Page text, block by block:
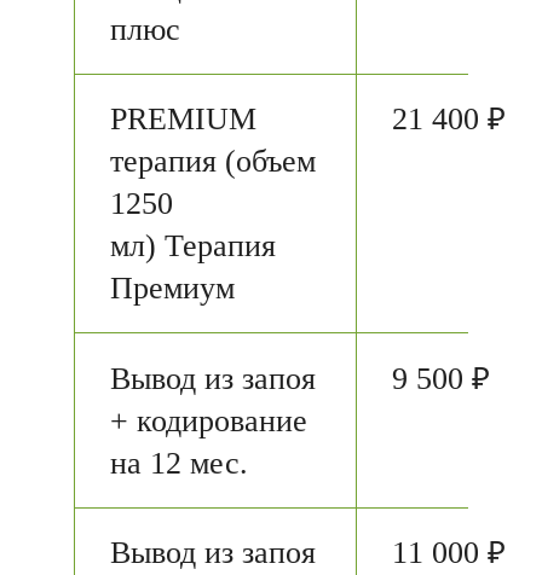
плюс
PREMIUM
терапия (объем
1250
мл) Терапия
Премиум
21 400 ₽
Вывод из запоя
+ кодирование
на 12 мес.
9 500 ₽
Вывод из запоя
11 000 ₽